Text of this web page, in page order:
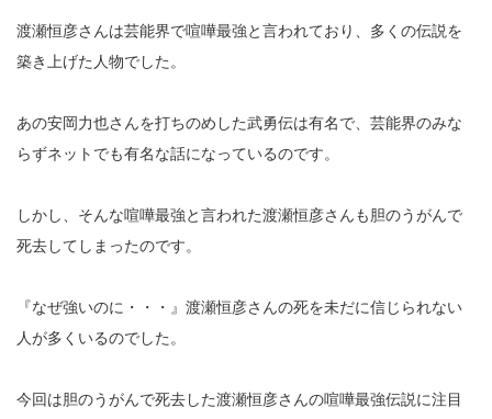
渡瀬恒彦さんは芸能界で喧嘩最強と言われており、多くの伝説を
築き上げた人物でした。
あの安岡力也さんを打ちのめした武勇伝は有名で、芸能界のみな
らずネットでも有名な話になっているのです。
しかし、そんな喧嘩最強と言われた渡瀬恒彦さんも胆のうがんで
死去してしまったのです。
『なぜ強いのに・・・』渡瀬恒彦さんの死を未だに信じられない
人が多くいるのでした。
今回は胆のうがんで死去した渡瀬恒彦さんの喧嘩最強伝説に注目